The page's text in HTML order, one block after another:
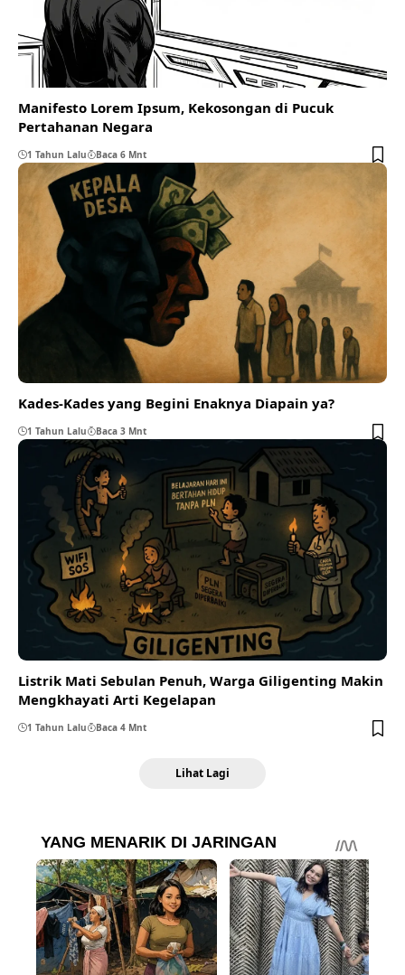
Manifesto Lorem Ipsum, Kekosongan di Pucuk
Pertahanan Negara
1 Tahun Lalu Baca 6 Mnt
Kades-Kades yang Begini Enaknya Diapain ya?
1 Tahun Lalu Baca 3 Mnt
Listrik Mati Sebulan Penuh, Warga Giligenting Makin
Mengkhayati Arti Kegelapan
1 Tahun Lalu Baca 4 Mnt
Lihat Lagi